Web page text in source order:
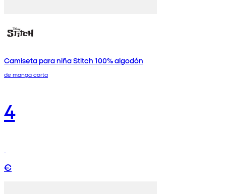
Camiseta para niña Stitch 100% algodón
de manga corta
4
€